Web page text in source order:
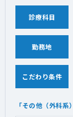
診療科目
勤務地
こだわり条件
「その他（外科